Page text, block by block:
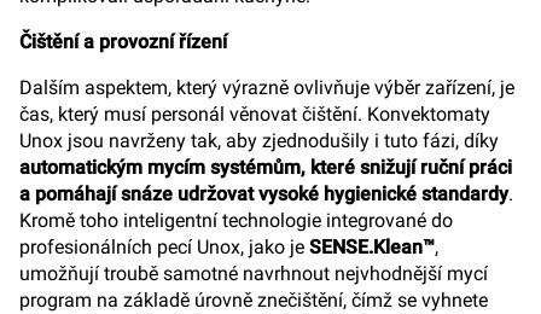
Čištění a provozní řízení
Dalším aspektem, který výrazně ovlivňuje výběr zařízení, je
čas, který musí personál věnovat čištění. Konvektomaty
Unox jsou navrženy tak, aby zjednodušily i tuto fázi, díky
automatickým mycím systémům, které snižují ruční práci
a pomáhají snáze udržovat vysoké hygienické standardy.
Kromě toho inteligentní technologie integrované do
profesionálních pecí Unox, jako je SENSE.Klean™,
umožňují troubě samotné navrhnout nejvhodnější mycí
program na základě úrovně znečištění, čímž se vyhnete